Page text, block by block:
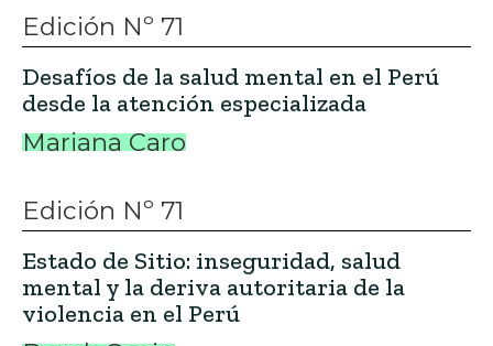
Edición Nº 71
Desafíos de la salud mental en el Perú
desde la atención especializada
Mariana Caro
Edición Nº 71
Estado de Sitio: inseguridad, salud
mental y la deriva autoritaria de la
violencia en el Perú